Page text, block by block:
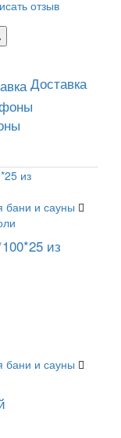
отзыв
Доставка
бани и сауны
из
бани и сауны